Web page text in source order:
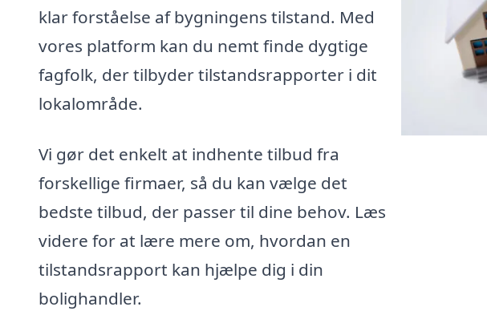
klar forståelse af bygningens tilstand. Med
vores platform kan du nemt finde dygtige
fagfolk, der tilbyder tilstandsrapporter i dit
lokalområde.
Vi gør det enkelt at indhente tilbud fra
forskellige firmaer, så du kan vælge det
bedste tilbud, der passer til dine behov. Læs
videre for at lære mere om, hvordan en
tilstandsrapport kan hjælpe dig i din
bolighandler.